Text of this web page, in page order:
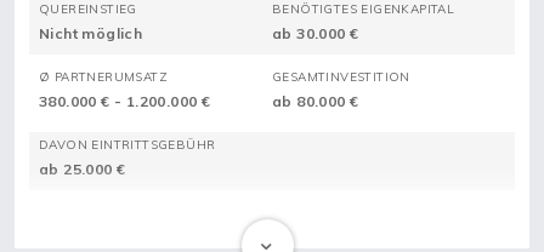
QUEREINSTIEG
Nicht möglich
BENÖTIGTES EIGENKAPITAL
ab 30.000 €
Ø PARTNERUMSATZ
380.000 € - 1.200.000 €
GESAMTINVESTITION
ab 80.000 €
DAVON EINTRITTSGEBÜHR
ab 25.000 €